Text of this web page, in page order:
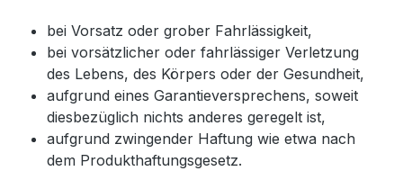
bei Vorsatz oder grober Fahrlässigkeit,
bei vorsätzlicher oder fahrlässiger Verletzung
des Lebens, des Körpers oder der Gesundheit,
aufgrund eines Garantieversprechens, soweit
diesbezüglich nichts anderes geregelt ist,
aufgrund zwingender Haftung wie etwa nach
dem Produkthaftungsgesetz.